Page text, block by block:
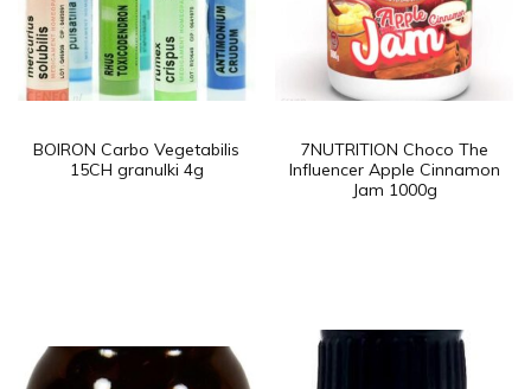
BOIRON Carbo Vegetabilis
15CH granulki 4g
7NUTRITION Choco The
Influencer Apple Cinnamon
Jam 1000g